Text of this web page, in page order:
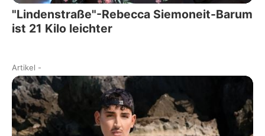
"Lindenstraße"-Rebecca Siemoneit-Barum
ist 21 Kilo leichter
Artikel -